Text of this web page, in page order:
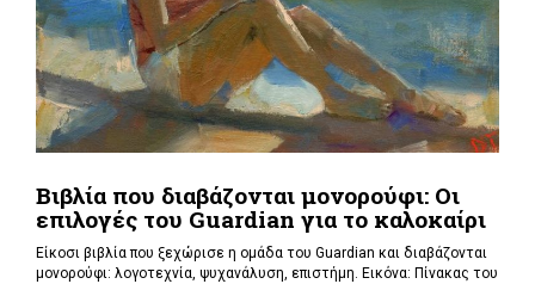
Βιβλία που διαβάζονται μονορούφι: Οι
επιλογές του Guardian για το καλοκαίρι
Είκοσι βιβλία που ξεχώρισε η ομάδα του Guardian και διαβάζονται
μονορούφι: λογοτεχνία, ψυχανάλυση, επιστήμη. Εικόνα: Πίνακας του